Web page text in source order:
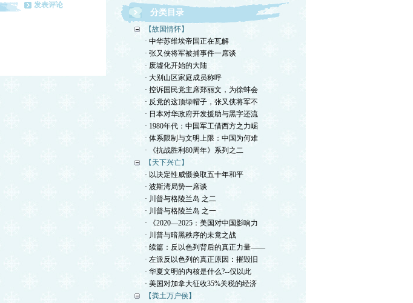
发表评论
分类目录
【故国情怀】
· 中华苏维埃帝国正在瓦解
· 张又侠将军被捕事件一席谈
· 废墟化开始的大陆
· 大别山区家庭成员称呼
· 控诉国民党主席郑丽文，为徐蚌会
· 反党的这顶绿帽子，张又侠将军不
· 日本对华政府开发援助与黑字还流
· 1980年代：中国军工借西方之力崛
· 体系限制与文明上限：中国为何难
· 《抗战胜利80周年》系列之二
【天下兴亡】
· 以决定性威慑换取五十年和平
· 波斯湾局势一席谈
· 川普与格陵兰岛 之二
· 川普与格陵兰岛 之一
· 《2020—2025：美国对中国影响力
· 川普与暗黑秩序的未竟之战
· 续篇：反以色列背后的真正力量——
· 左派反以色列的真正原因：摧毁旧
· 华夏文明的内核是什么?--仅以此
· 美国对加拿大征收35%关税的经济
【粪土万户侯】